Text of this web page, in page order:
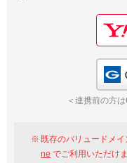
Google
GMO ID
※Amazon
Google
GMO ID
＜連携前の方
既存のバリュードメ
ne でご利用いただけま